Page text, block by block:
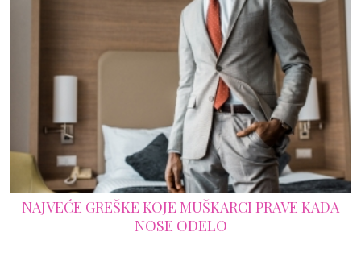
NAJVEĆE GREŠKE KOJE MUŠKARCI PRAVE KADA
NOSE ODELO